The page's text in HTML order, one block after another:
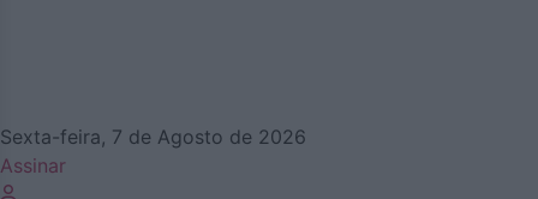
Sexta-feira, 7 de Agosto de 2026
Assinar